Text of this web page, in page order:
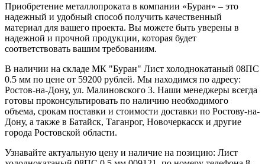
Приобретение металлопроката в компании «Буран» – это
надежный и удобный способ получить качественный
материал для вашего проекта. Вы можете быть уверены в
надежной и прочной продукции, которая будет
соответствовать вашим требованиям.
В наличии на складе МК "Буран" Лист холоднокатаный 08ПС
0.5 мм по цене от 59200 рублей. Мы находимся по адресу:
Ростов-на-Дону, ул. Малиновского 3. Наши менеджеры всегда
готовы проконсультировать по наличию необходимого
объема, срокам поставки и стоимости доставки по Ростову-на-
Дону, а также в Батайск, Таганрог, Новочеркасск и другие
города Ростовской области.
Узнавайте актуальную цену и наличие на позицию: Лист